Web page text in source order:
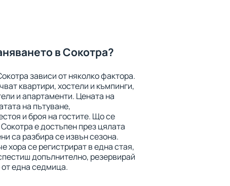
в Сокотра?
зависи от няколко фактора.
квартири, хостели и къмпинги,
и апартаменти. Цената на
на пътуване,
и броя на гостите. Що се
е достъпен през цялата
са разбира се извън сезона.
хора се регистрират в една стая,
допълнително, резервирай
от една седмица.